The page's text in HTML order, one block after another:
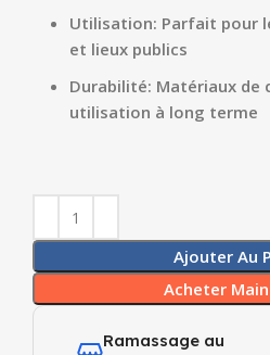
Utilisation: Parfait pour
et lieux publics
Durabilité: Matériaux de
utilisation à long terme
Ajouter Au
Acheter
Ramassage au